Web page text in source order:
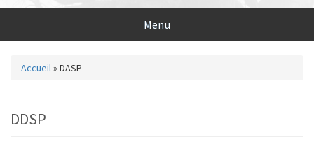
Menu
Vous êtes ici
Accueil» DASP
DDSP